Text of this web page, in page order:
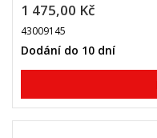
1 475,00 Kč
43009145
Dodání do 10 dní